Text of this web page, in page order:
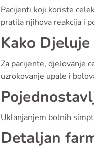
Pacijenti koji koriste
pratila njihova reakcija i
Kako
Za pacijente, djelovanje
uzrokovanje upale i
Uklanjanjem bolnih
Detaljan